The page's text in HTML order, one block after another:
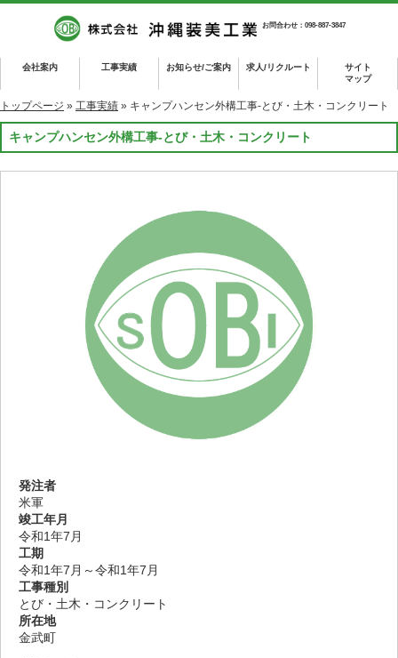
お問合わせ：098-887-3847
会社案内 工事実績 お知らせ/ご案内 求人/リクルート
サイト
マップ
トップページ » 工事実績 » キャンプハンセン外構工事-とび・土木・コンクリート
キャンプハンセン外構工事-とび・土木・コンクリート
発注者
米軍
竣工年月
令和1年7月
工期
令和1年7月～令和1年7月
工事種別
とび・土木・コンクリート
所在地
金武町